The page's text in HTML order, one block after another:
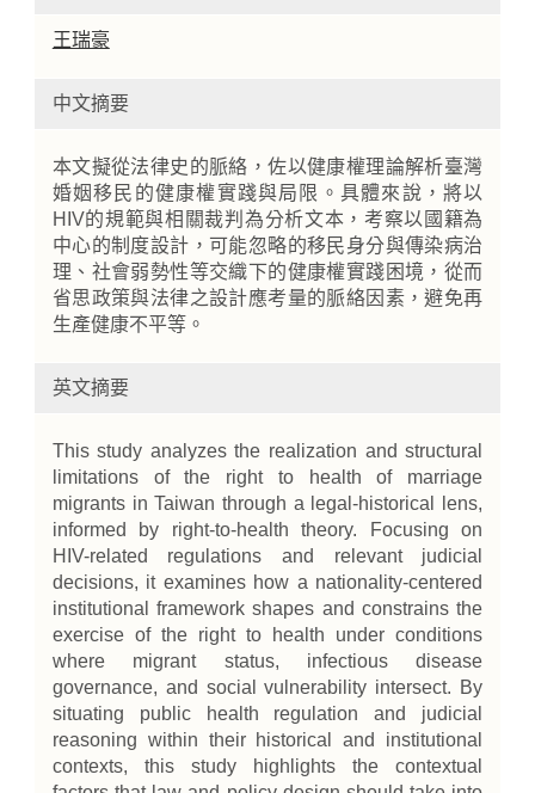
王瑞豪
中文摘要
本文擬從法律史的脈絡，佐以健康權理論解析臺灣
婚姻移民的健康權實踐與局限。具體來說，將以
HIV的規範與相關裁判為分析文本，考察以國籍為
中心的制度設計，可能忽略的移民身分與傳染病治
理、社會弱勢性等交織下的健康權實踐困境，從而
省思政策與法律之設計應考量的脈絡因素，避免再
生產健康不平等。
英文摘要
This study analyzes the realization and structural
limitations of the right to health of marriage
migrants in Taiwan through a legal-historical lens,
informed by right-to-health theory. Focusing on
HIV-related regulations and relevant judicial
decisions, it examines how a nationality-centered
institutional framework shapes and constrains the
exercise of the right to health under conditions
where migrant status, infectious disease
governance, and social vulnerability intersect. By
situating public health regulation and judicial
reasoning within their historical and institutional
contexts, this study highlights the contextual